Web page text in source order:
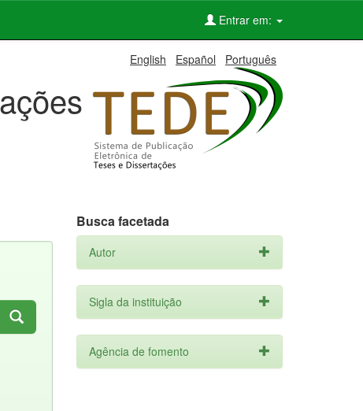
Entrar em:
English Español Português
Busca facetada
Autor
Sigla da instituição
Agência de fomento